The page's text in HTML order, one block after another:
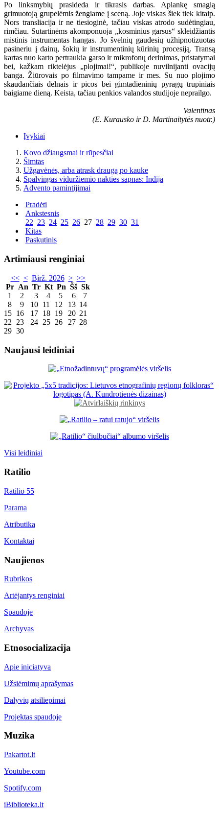
Po linksmybių prasideda ir tikrasis darbas. Aplankę smagią
grimuotoją grupelėmis žengiame į sceną. Joje viskas šiek tiek kitaip.
Nors transliacija ir ne tiesioginė, tačiau viskas atrodo sudėtingiau,
rimčiau. Sutartinėms akomponuoja „kosminius garsus“ skleidžiantis
mistinis instrumentas hangas. Jo švelnių gaudesių užhipnotizuotas
pasineriu į dainų, šokių ir instrumentinių kūrinių procesiją. Transą
kartas nuo karto pertraukia garso ir mikrofonų derinimas, pristatymai
bei, kažkam riktelėjus „plojimai!“, publikoje nuvilnijanti ovacijų
banga. Žiūrovais po filmavimo tampame ir mes. Su nuo plojimo
skaudančiais delnais ir picos bei gimtadieninių pyragų trupiniais
baigiame dieną. Keista, tačiau penkios valandos studijoje neprailgo.
Valentinas
(E. Kurausko ir D. Martinaitytės nuotr.)
Įvykiai
Kovo džiaugsmai ir rūpesčiai
Šimtas
Užgavėnės, arba atrask draugą po kauke
Spalvingas viduržiemio nakties sapnas: Indija
Advento pamintijimai
Pradėti
Ankstesnis
22 23 24 25 26 27 28 29 30 31
Kitas
Paskutinis
Artimiausi renginiai
<< < Birž. 2026 > >>
Pr An Tr Kt Pn Šš Sk
1
2 3 4 5 6
7
8
9 10 11 12 13 14
15 16 17 18 19 20 21
22
23 24 25 26 27 28
29 30
Naujausi leidiniai
Visi leidiniai
Ratilio
Ratilio 55
Parama
Atributika
Kontaktai
Naujienos
Rubrikos
Artėjantys renginiai
Spaudoje
Archyvas
Etnosocializacija
Apie iniciatyvą
Užsiėmimų aprašymas
Dalyvių atsiliepimai
Projektas spaudoje
Muzika
Pakartot.lt
Youtube.com
Spotify.com
iBiblioteka.lt